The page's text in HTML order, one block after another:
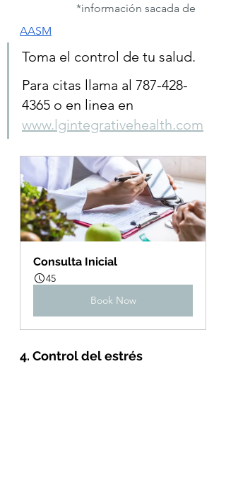
		*información sacada de
AASM
Toma el control de tu salud.
Para citas llama al 787-428-
4365 o en linea en
www.lgintegrativehealth.com
Consulta Inicial
45
Book Now
4. Control del estrés